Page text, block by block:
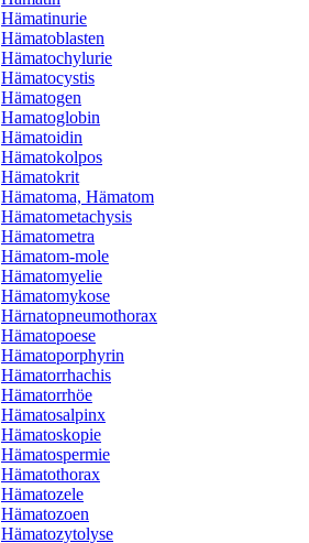
Hämatinurie
Hämatoblasten
Hämatochylurie
Hämatocystis
Hämatogen
Hamatoglobin
Hämatoidin
Hämatokolpos
Hämatokrit
Hämatoma, Hämatom
Hämatometachysis
Hämatometra
Hämatom-mole
Hämatomyelie
Hämatomykose
Härnatopneumothorax
Hämatopoese
Hämatoporphyrin
Hämatorrhachis
Hämatorrhöe
Hämatosalpinx
Hämatoskopie
Hämatospermie
Hämatothorax
Hämatozele
Hämatozoen
Hämatozytolyse